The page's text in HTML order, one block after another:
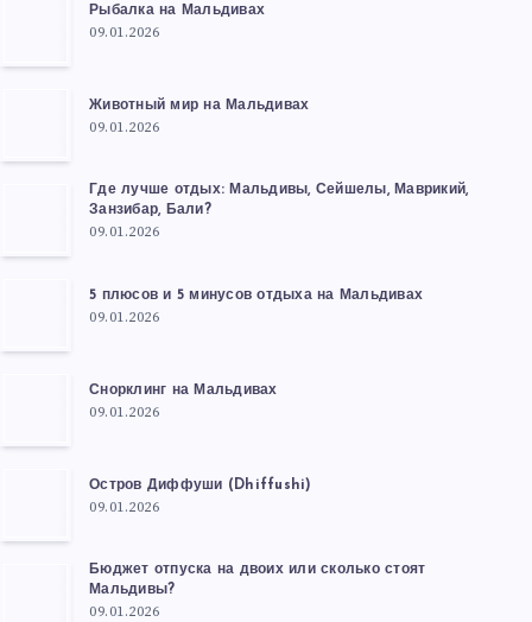
Рыбалка на Мальдивах
09.01.2026
Животный мир на Мальдивах
09.01.2026
Где лучше отдых: Мальдивы, Сейшелы, Маврикий,
Занзибар, Бали?
09.01.2026
5 плюсов и 5 минусов отдыха на Мальдивах
09.01.2026
Снорклинг на Мальдивах
09.01.2026
Остров Диффуши (Dhiffushi)
09.01.2026
Бюджет отпуска на двоих или сколько стоят
Мальдивы?
09.01.2026